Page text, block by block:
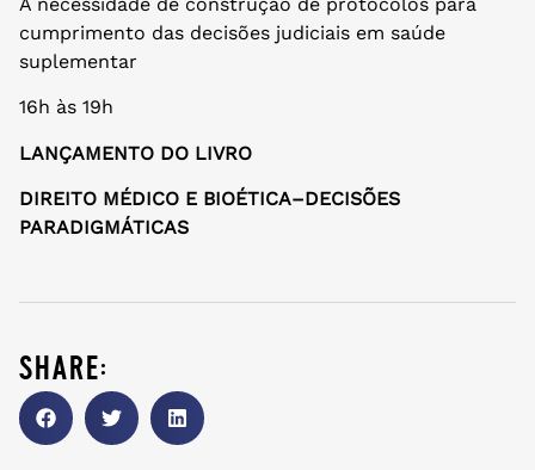
cumprimento das decisões judiciais em saúde
suplementar
16h às 19h
LANÇAMENTO DO LIVRO
DIREITO MÉDICO E BIOÉTICA–DECISÕES
PARADIGMÁTICAS
share: